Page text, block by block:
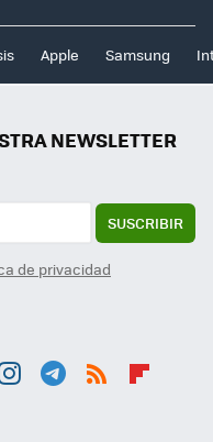
Apple Samsung
NEWSLETTER
SUSCRIBIR
de privacidad